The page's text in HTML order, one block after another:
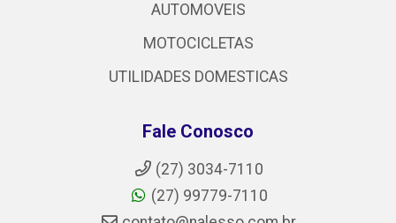
AUTOMOVEIS
MOTOCICLETAS
UTILIDADES DOMESTICAS
Fale Conosco
(27) 3034-7110
(27) 99779-7110